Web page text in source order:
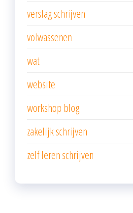
verslag schrijven
volwassenen
wat
website
workshop blog
zakelijk schrijven
zelf leren schrijven